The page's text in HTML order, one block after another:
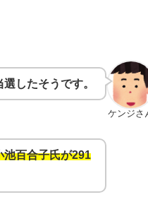
ケンジさ
したそうです。
池百合子氏が291